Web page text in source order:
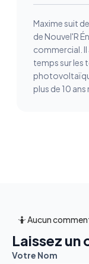
Maxime suit
de Nouvel'R
commercial.
temps sur les
plus de 10
🤷 Aucun
Laissez un
Votre Nom